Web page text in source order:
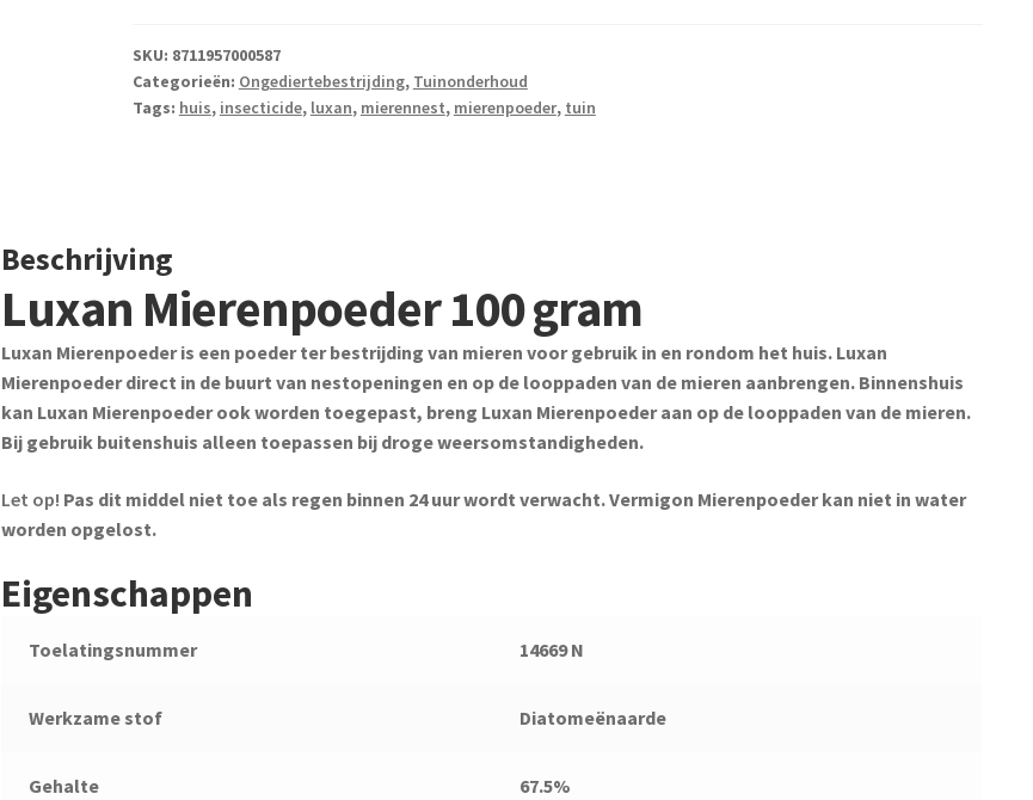
aantal
SKU: 8711957000587
Categorieën: Ongediertebestrijding, Tuinonderhoud
Tags: huis, insecticide, luxan, mierennest, mierenpoeder, tuin
Beschrijving
Luxan Mierenpoeder 100 gram
Luxan Mierenpoeder is een poeder ter bestrijding van mieren voor gebruik in en rondom het huis. Luxan
Mierenpoeder direct in de buurt van nestopeningen en op de looppaden van de mieren aanbrengen. Binnenshuis
kan Luxan Mierenpoeder ook worden toegepast, breng Luxan Mierenpoeder aan op de looppaden van de mieren.
Bij gebruik buitenshuis alleen toepassen bij droge weersomstandigheden.
Let op! Pas dit middel niet toe als regen binnen 24 uur wordt verwacht. Vermigon Mierenpoeder kan niet in water
worden opgelost.
Eigenschappen
Toelatingsnummer 14669 N
Werkzame stof Diatomeënaarde
Gehalte 67.5%